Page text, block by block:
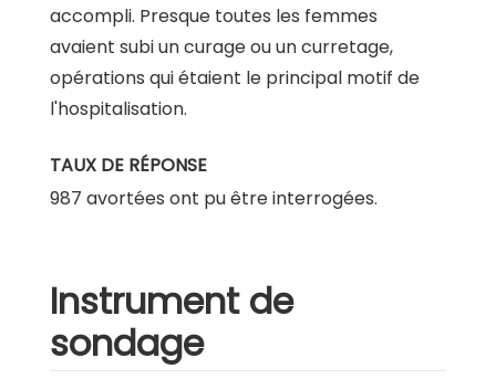
accompli. Presque toutes les femmes
avaient subi un curage ou un curretage,
opérations qui étaient le principal motif de
l'hospitalisation.
TAUX DE RÉPONSE
987 avortées ont pu être interrogées.
Instrument de
sondage